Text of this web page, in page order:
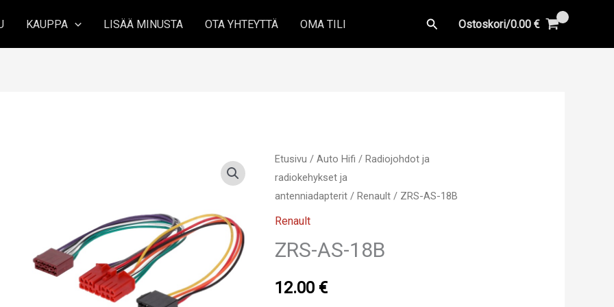
KAUPPA LISÄÄ MINUSTA OTA YHTEYTTÄ OMA TILI Hae Ostoskori/0.00 €
Etusivu /Auto Hifi / Radiojohdot ja
radiokehykset ja
antenniadapterit / Renault / ZRS-AS-18B
Renault
ZRS-AS-18B
12.00€